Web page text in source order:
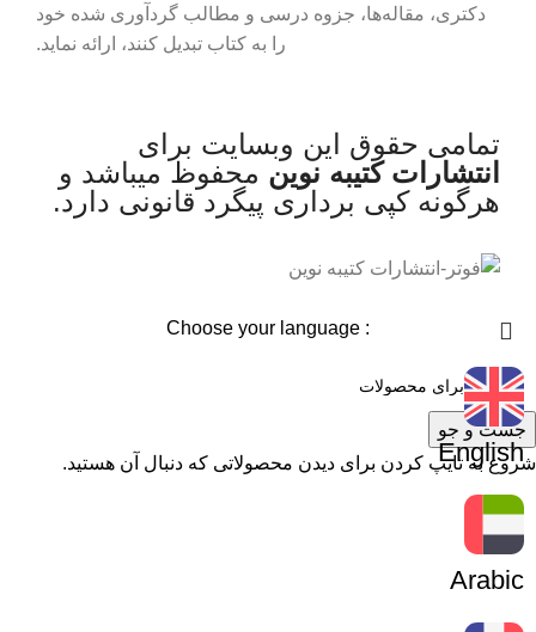
دکتری، مقاله‌ها، جزوه درسی و مطالب گردآوری شده خود
را به کتاب تبدیل کنند، ارائه نماید.
تمامی حقوق این وبسایت برای
انتشارات کتیبه نوین محفوظ میباشد و
هرگونه کپی برداری پیگرد قانونی دارد.
جست و جو
شروع به تایپ کردن برای دیدن محصولاتی که دنبال آن هستید.
: Choose your language
English
Arabic